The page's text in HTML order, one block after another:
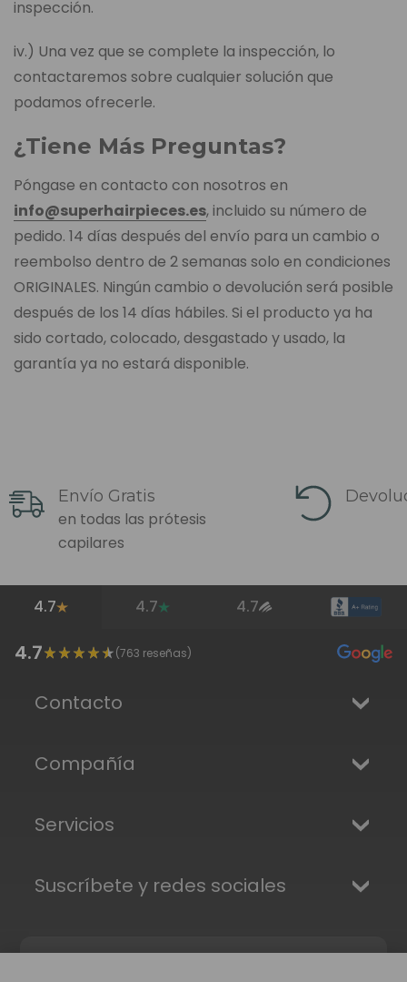
inspección.
iv.) Una vez que se complete la inspección, lo
contactaremos sobre cualquier solución que
podamos ofrecerle.
¿Tiene Más Preguntas?
Póngase en contacto con nosotros en
info@superhairpieces.es, incluido su número de
pedido. 14 días después del envío para un cambio o
reembolso dentro de 2 semanas solo en condiciones
ORIGINALES. Ningún cambio o devolución será posible
después de los 14 días hábiles. Si el producto ya ha
sido cortado, colocado, desgastado y usado, la
garantía ya no estará disponible.
Envío Gratis
en todas las prótesis
capilares
4.7 4.7 4.7
4.7 (763 reseñas)
Contacto
Compañía
Servicios
Suscríbete y redes sociales